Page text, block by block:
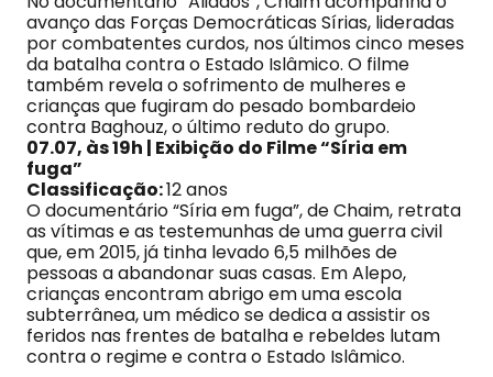
avanço das Forças Democráticas Sírias, lideradas
por combatentes curdos, nos últimos cinco meses
da batalha contra o Estado Islâmico. O filme
também revela o sofrimento de mulheres e
crianças que fugiram do pesado bombardeio
contra Baghouz, o último reduto do grupo.
07.07, às 19h | Exibição do Filme “Síria em
fuga”
Classificação:12 anos
O documentário “Síria em fuga”, de Chaim, retrata
as vítimas e as testemunhas de uma guerra civil
que, em 2015, já tinha levado 6,5 milhões de
pessoas a abandonar suas casas. Em Alepo,
crianças encontram abrigo em uma escola
subterrânea, um médico se dedica a assistir os
feridos nas frentes de batalha e rebeldes lutam
contra o regime e contra o Estado Islâmico.